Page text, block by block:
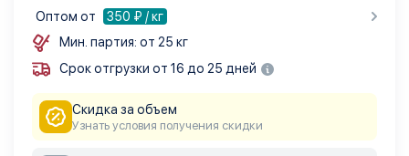
Оптом от
350 ₽ / кг
Мин. партия: от 25 кг
Срок отгрузки от 16 до 25 дней
Скидка за объем
Узнать условия получения скидки